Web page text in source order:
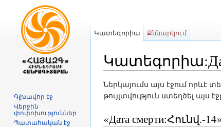
Ներկայումս այս էջում որևէ
թույլտվություն ստեղծել այս
«Дата
Կատեգորիա Քննարկում
Գլխավոր էջ
Վերջին
փոփոխություններ
Պատահական էջ